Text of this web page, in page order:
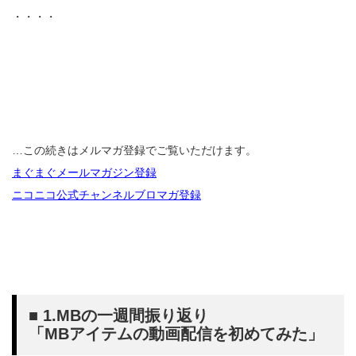
・・・・
…この続きはメルマガ登録でご覧いただけます。
まぐまぐメールマガジン登録
ニコニコ公式チャンネルブロマガ登録
■ 1.MBの一週間振り返り
「MBアイテムの動画配信を初めてみた」